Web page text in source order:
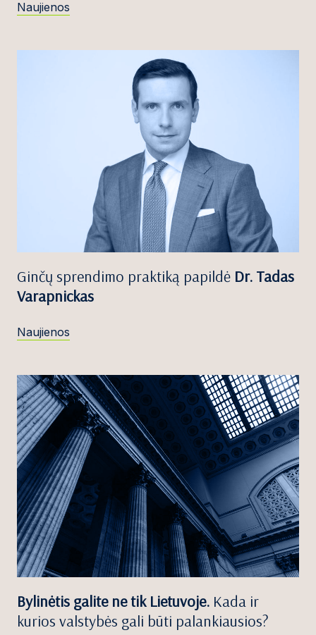
Naujienos
Ginčų sprendimo praktiką papildė Dr. Tadas
Varapnickas
Naujienos
Bylinėtis galite ne tik Lietuvoje. Kada ir
kurios valstybės gali būti palankiausios?